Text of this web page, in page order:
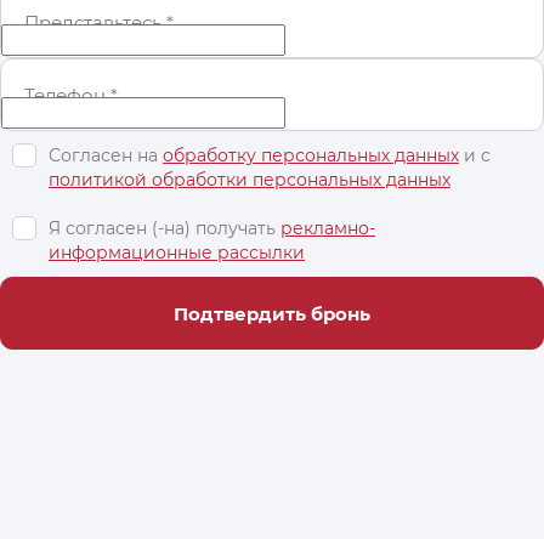
Представьтесь*
Телефон*
Согласен на обработку персональных данных и c
политикой обработки персональных данных
Я согласен (-на) получать рекламно-
информационные рассылки
Подтвердить бронь